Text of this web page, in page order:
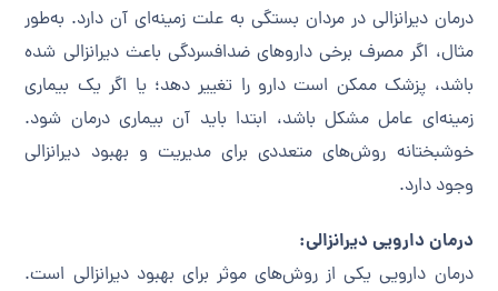
درمان دیرانزالی در مردان بستگی به علت زمینه‌ای آن دارد. به‌طور
مثال، اگر مصرف برخی داروهای ضدافسردگی باعث دیرانزالی شده
باشد، پزشک ممکن است دارو را تغییر دهد؛ یا اگر یک بیماری
زمینه‌ای عامل مشکل باشد، ابتدا باید آن بیماری درمان شود.
خوشبختانه روش‌های متعددی برای مدیریت و بهبود دیرانزالی
وجود دارد.
درمان دارویی دیرانزالی:
درمان دارویی یکی از روش‌های موثر برای بهبود دیرانزالی است.